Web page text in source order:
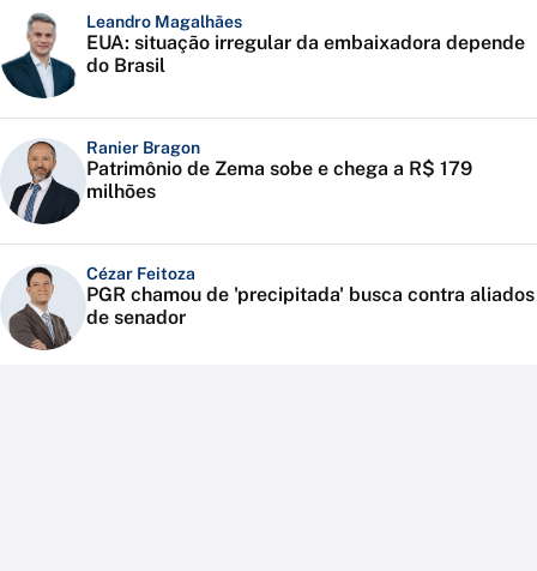
Leandro Magalhães
EUA: situação irregular da embaixadora depende
do Brasil
Ranier Bragon
Patrimônio de Zema sobe e chega a R$ 179
milhões
Cézar Feitoza
PGR chamou de 'precipitada' busca contra aliados
de senador